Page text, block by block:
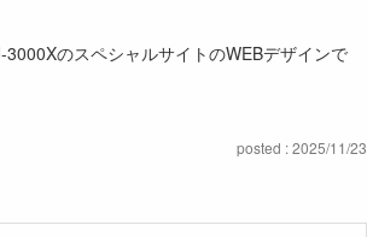
のスペシャルサイトのWEBデザインで
posted : 2025/11/23